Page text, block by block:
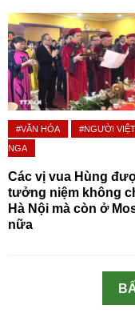
#VĂN HÓA
#NGƯỜI
NGA
Các vị vua Hùng
tưởng niệm không
Hà Nội mà còn ở
nữa